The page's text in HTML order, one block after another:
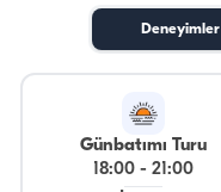
Deneyimler
Günbatımı Turu
18:00 -21:00